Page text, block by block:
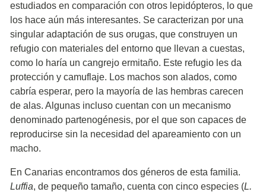
estudiados en comparación con otros lepidópteros, lo que
los hace aún más interesantes. Se caracterizan por una
singular adaptación de sus orugas, que construyen un
refugio con materiales del entorno que llevan a cuestas,
como lo haría un cangrejo ermitaño. Este refugio les da
protección y camuflaje. Los machos son alados, como
cabría esperar, pero la mayoría de las hembras carecen
de alas. Algunas incluso cuentan con un mecanismo
denominado partenogénesis, por el que son capaces de
reproducirse sin la necesidad del apareamiento con un
macho.
En Canarias encontramos dos géneros de esta familia.
Luffia, de pequeño tamaño, cuenta con cinco especies (L.